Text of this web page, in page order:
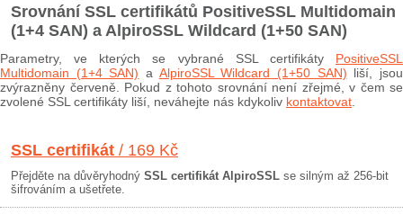
Srovnání SSL certifikátů PositiveSSL Multidomain
(1+4 SAN) a AlpiroSSL Wildcard (1+50 SAN)
Parametry, ve kterých se vybrané SSL certifikáty PositiveSSL
Multidomain (1+4 SAN) a AlpiroSSL Wildcard (1+50 SAN) liší, jsou
zvýrazněny červeně. Pokud z tohoto srovnání není zřejmé, v čem se
zvolené SSL certifikáty liší, neváhejte nás kdykoliv kontaktovat
SSL certifikát / 169 Kč
Přejděte na důvěryhodný SSL certifikát AlpiroSSL se silným až 256-bit
šifrováním a ušetřete.